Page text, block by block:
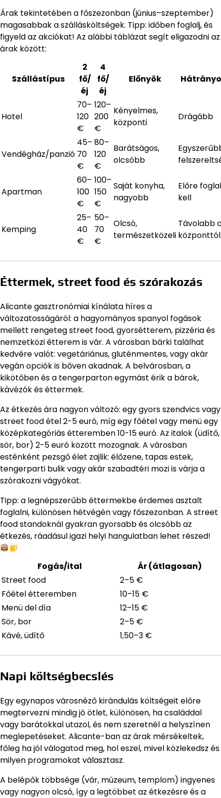
Árak tekintetében a főszezonban (június–szeptember)
magasabbak a szállásköltségek. Tipp: időben foglalj, és
figyeld az akciókat! Az alábbi táblázat segít eligazodni az
árak között:
Szállástípus
2
fő/
éj
4
fő/
éj
Előnyök
Hotel
70–
120
€
120–
200
€
Kényelmes,
központi
Drágább
Vendégház/panzió
45–
70
€
80–
120
€
Barátságos,
olcsóbb
Apartman
60–
100
€
100–
150
€
Saját konyha,
nagyobb
Előre
kell
Kemping
25–
40
€
50–
70
€
Olcsó,
természetközeli
Távolabb
központtól
Éttermek, street food és szórakozás
Alicante gasztronómiai kínálata híres a
változatosságáról: a hagyományos spanyol fogások
mellett rengeteg street food, gyorsétterem, pizzéria és
nemzetközi étterem is vár. A városban bárki találhat
kedvére valót: vegetáriánus, gluténmentes, vagy akár
vegán opciók is bőven akadnak. A belvárosban, a
kikötőben és a tengerparton egymást érik a bárok,
kávézók és éttermek.
Az étkezés ára nagyon változó: egy gyors szendvics vagy
street food étel 2-5 euró, míg egy főétel vagy menü egy
középkategóriás étteremben 10-15 euró. Az italok (üdítő,
sör, bor) 2-5 euró között mozognak. A városban
esténként pezsgő élet zajlik: élőzene, tapas estek,
tengerparti bulik vagy akár szabadtéri mozi is várja a
szórakozni vágyókat.
Tipp: a legnépszerűbb éttermekbe érdemes asztalt
foglalni, különösen hétvégén vagy főszezonban. A street
food standoknál gyakran gyorsabb és olcsóbb az
étkezés, ráadásul igazi helyi hangulatban lehet részed!
Fogás/ital
Ár (átlagosan)
Street food
2–5 €
Főétel étteremben
10–15 €
Menü del día
12–15 €
Sör, bor
2–5 €
Kávé, üdítő
1,50–3 €
Napi költségbecslés
Egy egynapos városnéző kirándulás költségeit előre
megtervezni mindig jó ötlet, különösen, ha családdal
vagy barátokkal utazol, és nem szeretnél a helyszínen
meglepetéseket. Alicante-ban az árak mérsékeltek,
főleg ha jól válogatod meg, hol eszel, mivel közlekedsz és
milyen programokat választasz.
A belépők többsége (vár, múzeum, templom) ingyenes
vagy nagyon olcsó, így a legtöbbet az étkezésre és a